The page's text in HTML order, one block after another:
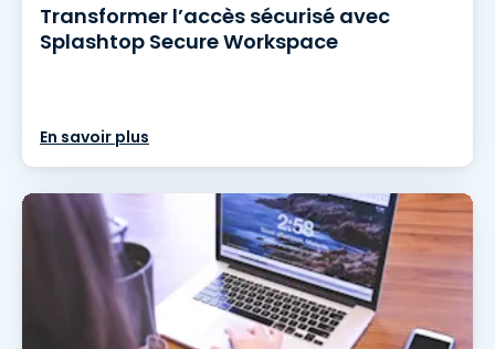
Transformer l’accès sécurisé avec
Splashtop Secure Workspace
En savoir plus